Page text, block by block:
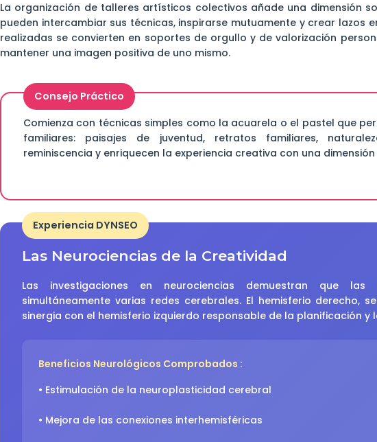
La organización de talleres artísticos colectivos añade una dimensión
pueden intercambiar sus técnicas, inspirarse mutuamente y crear lazos
realizadas se convierten en soportes de orgullo y de valorización
mantener una imagen positiva de uno mismo.
Consejo Práctico
Comienza con técnicas simples como la acuarela o el pastel que
familiares: paisajes de juventud, retratos familiares,
reminiscencia y enriquecen la experiencia creativa con una
Experiencia DYNSEO
Las Neurociencias de la Creatividad
Las investigaciones en neurociencias demuestran que las
simultáneamente varias redes cerebrales. El hemisferio derecho,
sinergia con el hemisferio izquierdo responsable de la planificación y
Beneficios Neurológicos Comprobados :
• Estimulación de la neuroplasticidad cerebral
• Mejora de las conexiones interhemisféricas